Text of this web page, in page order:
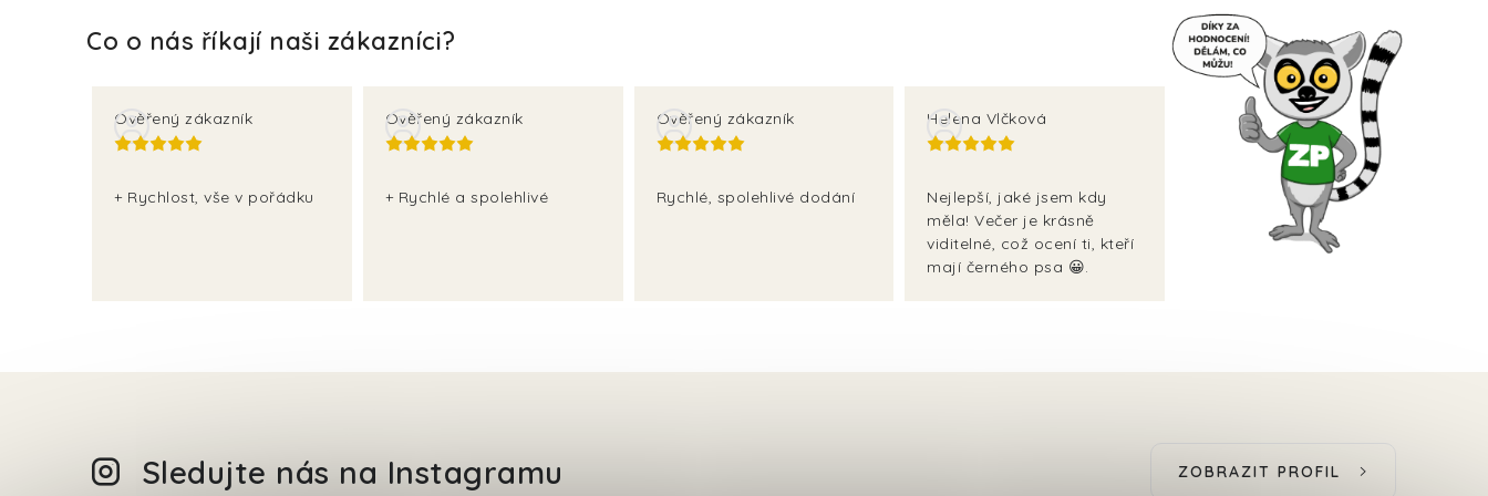
Ověřený zákazník
+ Rychlost, vše v pořádku
Ověřený zákazník
+ Rychlé a spolehlivé
Ověřený zákazník
Rychlé, spolehlivé dodání
Helena Vlčková
Nejlepší, jaké jsem kdy
měla! Večer je krásně
viditelné, což ocení ti, kteří
mají černého psa 😀.
Sledujte nás na Instagramu ZOBRAZIT PROFIL